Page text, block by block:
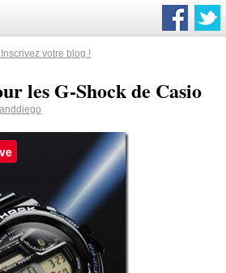
votre blog !
les G-Shock de Casio